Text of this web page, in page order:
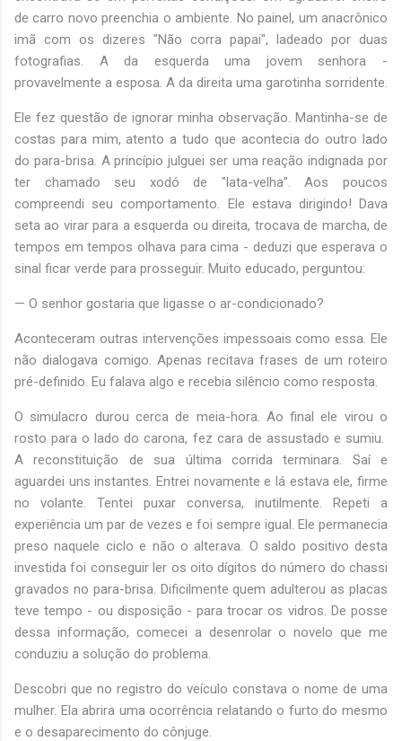
de carro novo preenchia o ambiente. No painel, um anacrônico
imã com os dizeres "Não corra papai", ladeado por duas
fotografias. A da esquerda uma jovem senhora -
provavelmente a esposa. A da direita uma garotinha sorridente.
Ele fez questão de ignorar minha observação. Mantinha-se de
costas para mim, atento a tudo que acontecia do outro lado
do para-brisa. A princípio julguei ser uma reação indignada por
ter chamado seu xodó de "lata-velha". Aos poucos
compreendi seu comportamento. Ele estava dirigindo! Dava
seta ao virar para a esquerda ou direita, trocava de marcha, de
tempos em tempos olhava para cima - deduzi que esperava o
sinal ficar verde para prosseguir. Muito educado, perguntou:
— O senhor gostaria que ligasse o ar-condicionado?
Aconteceram outras intervenções impessoais como essa. Ele
não dialogava comigo. Apenas recitava frases de um roteiro
pré-definido. Eu falava algo e recebia silêncio como resposta.
O simulacro durou cerca de meia-hora. Ao final ele virou o
rosto para o lado do carona, fez cara de assustado e sumiu.
A reconstituição de sua última corrida terminara. Saí e
aguardei uns instantes. Entrei novamente e lá estava ele, firme
no volante. Tentei puxar conversa, inutilmente. Repeti a
experiência um par de vezes e foi sempre igual. Ele permanecia
preso naquele ciclo e não o alterava. O saldo positivo desta
investida foi conseguir ler os oito dígitos do número do chassi
gravados no para-brisa. Dificilmente quem adulterou as placas
teve tempo - ou disposição - para trocar os vidros. De posse
dessa informação, comecei a desenrolar o novelo que me
conduziu a solução do problema.
Descobri que no registro do veículo constava o nome de uma
mulher. Ela abrira uma ocorrência relatando o furto do mesmo
e o desaparecimento do cônjuge.